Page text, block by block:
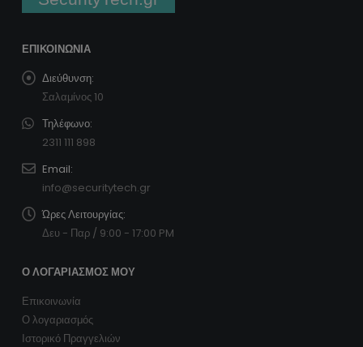
ΕΠΙΚΟΙΝΩΝΊΑ
Διεύθυνση:
Σαλαμίνος 10
Τηλέφωνο:
2311 111 898
Email:
info@securitytech.gr
Ώρες Λειτουργίας:
Δευ - Παρ / 9:00 - 17:00 PM
Ο ΛΟΓΑΡΙΑΣΜΌΣ ΜΟΥ
Επικοινωνία
Ο λογαριασμός
Ιστορικό Πραγγελιών